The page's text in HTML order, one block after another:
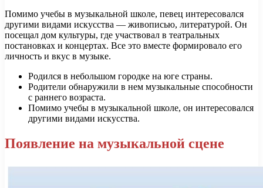
Помимо учебы в музыкальной школе, певец интересовался
другими видами искусства — живописью, литературой. Он
посещал дом культуры, где участвовал в театральных
постановках и концертах. Все это вместе формировало его
личность и вкус в музыке.
Родился в небольшом городке на юге страны.
Родители обнаружили в нем музыкальные способности
с раннего возраста.
Помимо учебы в музыкальной школе, он интересовался
другими видами искусства.
Появление на музыкальной сцене